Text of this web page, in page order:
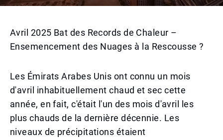
Avril 2025 Bat des Records de Chaleur –
Ensemencement des Nuages à la Rescousse ?
Les Émirats Arabes Unis ont connu un mois
d'avril inhabituellement chaud et sec cette
année, en fait, c'était l'un des mois d'avril les
plus chauds de la dernière décennie. Les
niveaux de précipitations étaient